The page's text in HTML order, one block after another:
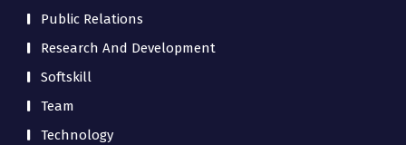
Public Relations
Research And Development
Softskill
Team
Technology